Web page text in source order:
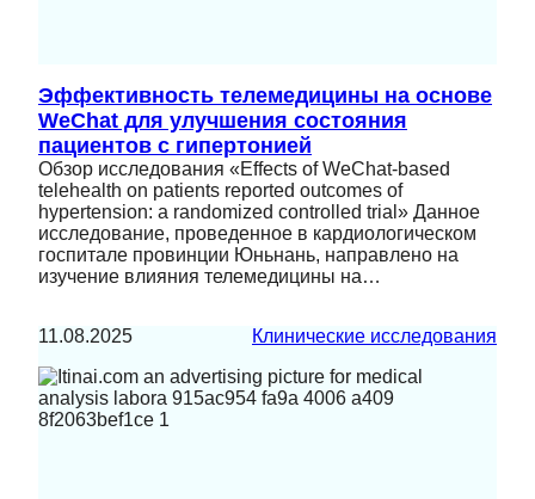
Эффективность телемедицины на основе
WeChat для улучшения состояния
пациентов с гипертонией
Обзор исследования «Effects of WeChat-based
telehealth on patients reported outcomes of
hypertension: a randomized controlled trial» Данное
исследование, проведенное в кардиологическом
госпитале провинции Юньнань, направлено на
изучение влияния телемедицины на…
11.08.2025 Клинические исследования